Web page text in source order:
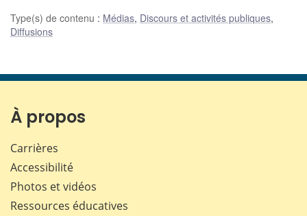
Type(s) de contenu : Médias, Discours et activités publiques,
Diffusions
À propos
Carrières
Accessibilité
Photos et vidéos
Ressources éducatives